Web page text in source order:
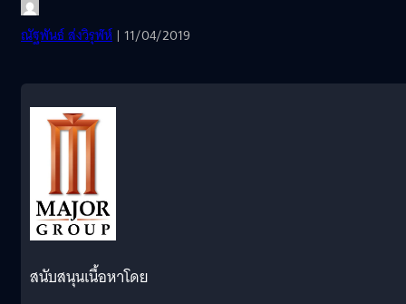
ณัฐพันธ์ ส่งวิรุฬห์ | 11/04/2019
สนับสนุนเนื้อหาโดย